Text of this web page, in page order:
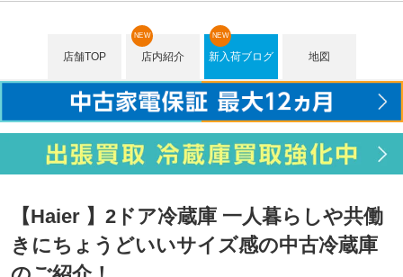
店舗TOP 店内紹介
NEW
新入荷ブログ
NEW
地図
【Haier 】2ドア冷蔵庫 一人暮らしや共働
きにちょうどいいサイズ感の中古冷蔵庫